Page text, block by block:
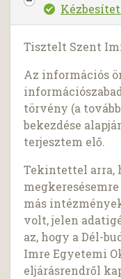
Tisztelt Szent
Az információs
törvény (a
bekezdése
terjesztem elő.
Tekintettel arra,
más
volt, jelen
az, hogy a Dél-
Imre Egyetemi
eljárásrendről